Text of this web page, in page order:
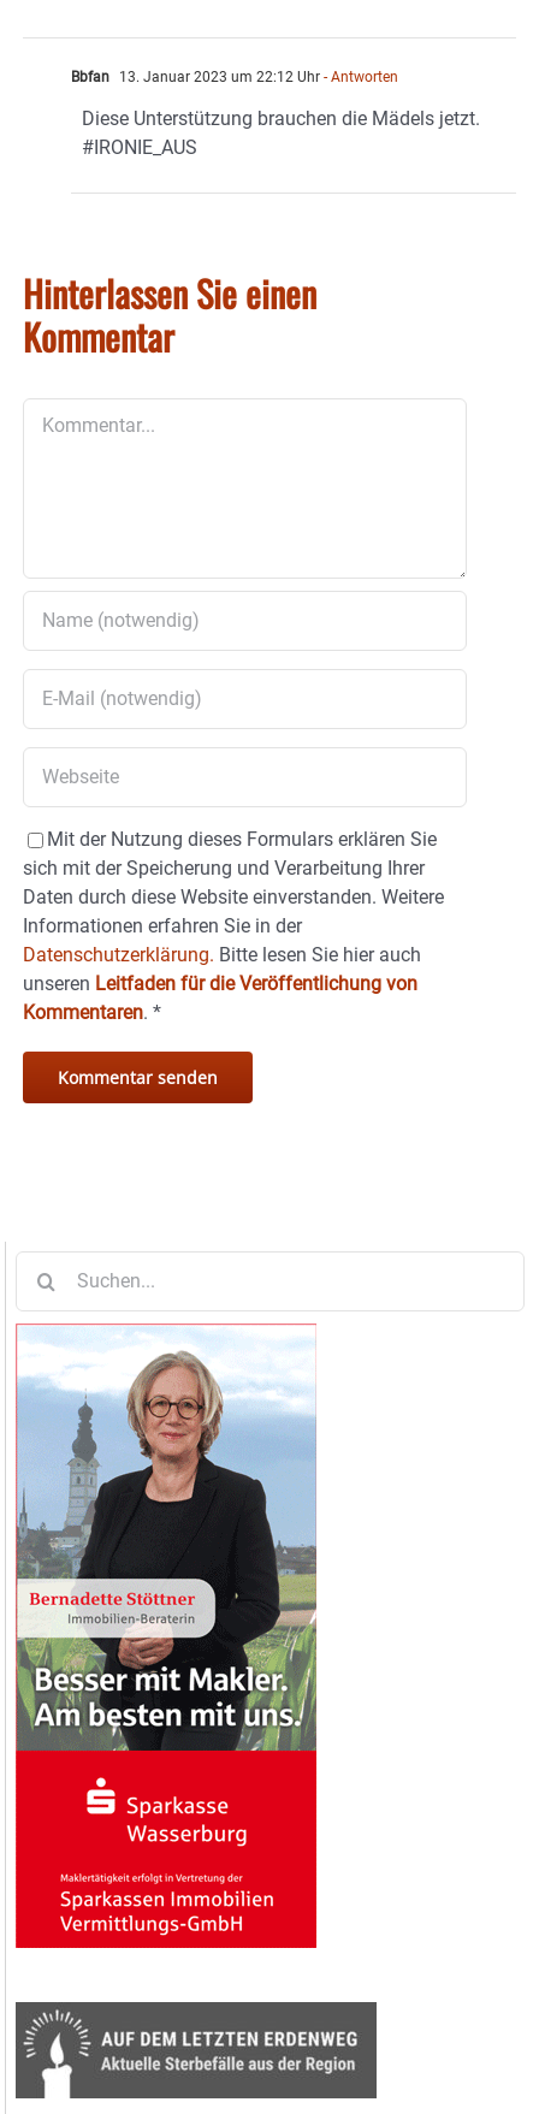
Bbfan 13. Januar 2023 um 22:12 Uhr - Antworten
Diese Unterstützung brauchen die Mädels jetzt.
#IRONIE_AUS
Hinterlassen Sie einen
Kommentar
Mit der Nutzung dieses Formulars erklären Sie
sich mit der Speicherung und Verarbeitung Ihrer
Daten durch diese Website einverstanden. Weitere
Informationen erfahren Sie in der
Datenschutzerklärung. Bitte lesen Sie hier auch
unseren Leitfaden für die Veröffentlichung von
Kommentaren. *
nach: